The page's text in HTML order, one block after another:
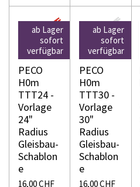
ab Lager
sofort
verfügbar
PECO
H0m
TTT24 -
Vorlage
24"
Radius
Gleisbau-
Schablon
e
16,00 CHF
ab Lager
sofort
verfügbar
PECO
H0m
TTT30 -
Vorlage
30"
Radius
Gleisbau-
Schablon
e
16,00 CHF